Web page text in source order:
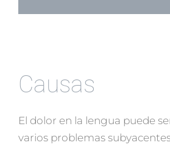
Causas
El dolor en la lengua puede
varios problemas